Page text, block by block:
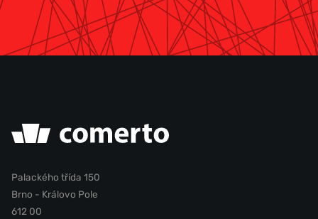
Palackého třída 150
Brno - Královo Pole
612 00